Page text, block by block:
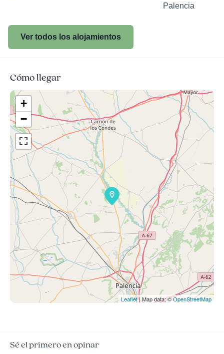
Palencia
Ver todos los alojamientos
Cómo llegar
+
−
Leaflet| Map data: ©OpenStreetMap
Sé el primero en opinar